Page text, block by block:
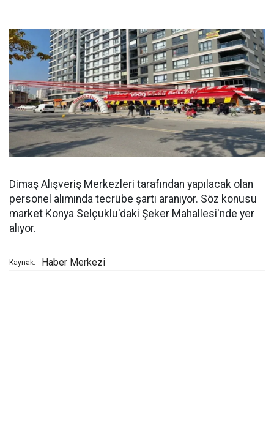
Dimaş Alışveriş Merkezleri tarafından yapılacak olan
personel alımında tecrübe şartı aranıyor. Söz konusu
market Konya Selçuklu'daki Şeker Mahallesi'nde yer
alıyor.
Kaynak: Haber Merkezi